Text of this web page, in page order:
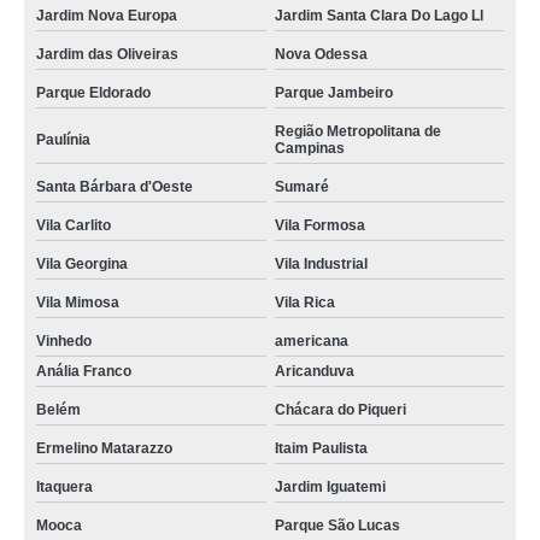
Jardim Nova Europa Jardim Santa Clara Do Lago Ll
Jardim das Oliveiras Nova Odessa
Parque Eldorado Parque Jambeiro
Paulínia
Região Metropolitana de
Campinas
Santa Bárbara d'Oeste Sumaré
Vila Carlito Vila Formosa
Vila Georgina Vila Industrial
Vila Mimosa Vila Rica
Vinhedo
americana
Anália Franco
Aricanduva
Belém Chácara do Piqueri
Ermelino Matarazzo Itaim Paulista
Itaquera Jardim Iguatemi
Mooca Parque São Lucas